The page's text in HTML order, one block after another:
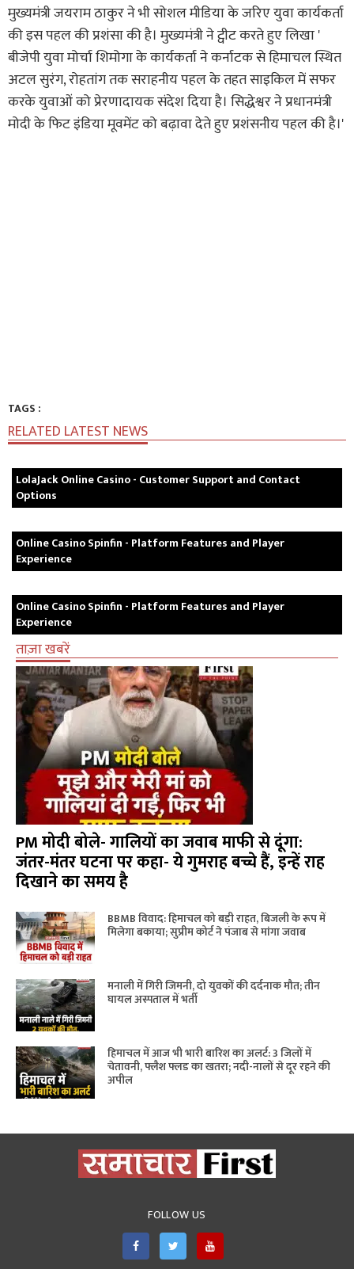
मुख्यमंत्री जयराम ठाकुर ने भी सोशल मीडिया के जरिए युवा कार्यकर्ता
की इस पहल की प्रशंसा की है। मुख्यमंत्री ने ट्वीट करते हुए लिखा '
बीजेपी युवा मोर्चा शिमोगा के कार्यकर्ता ने कर्नाटक से हिमाचल स्थित
अटल सुरंग, रोहतांग तक सराहनीय पहल के तहत साइकिल में सफर
करके युवाओं को प्रेरणादायक संदेश दिया है। सिद्धेश्वर ने प्रधानमंत्री
मोदी के फिट इंडिया मूवमेंट को बढ़ावा देते हुए प्रशंसनीय पहल की है।'
TAGS :
RELATED LATEST NEWS
LolaJack Online Casino - Customer Support and Contact
Options
Online Casino Spinfin - Platform Features and Player
Experience
Online Casino Spinfin - Platform Features and Player
Experience
ताज़ा खबरें
PM मोदी बोले- गालियों का जवाब माफी से दूंगा:
जंतर-मंतर घटना पर कहा- ये गुमराह बच्चे हैं, इन्हें राह
दिखाने का समय है
BBMB विवाद: हिमाचल को बड़ी राहत, बिजली के रूप में
मिलेगा बकाया; सुप्रीम कोर्ट ने पंजाब से मांगा जवाब
मनाली में गिरी जिमनी, दो युवकों की दर्दनाक मौत; तीन
घायल अस्पताल में भर्ती
हिमाचल में आज भी भारी बारिश का अलर्ट: 3 जिलों में
चेतावनी, फ्लैश फ्लड का खतरा; नदी-नालों से दूर रहने की
अपील
FOLLOW US